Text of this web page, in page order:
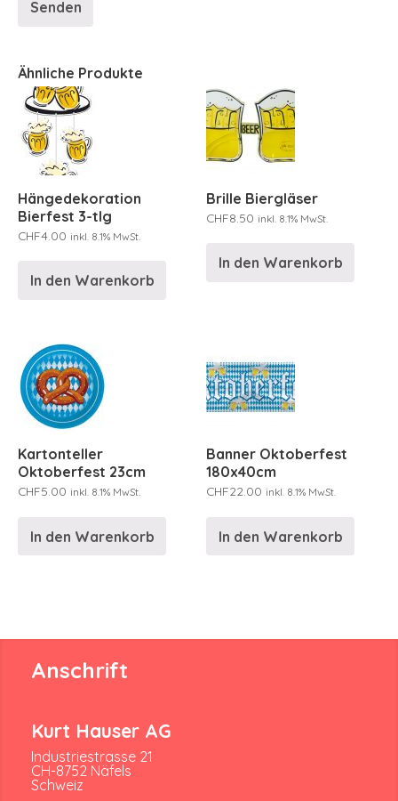
Ähnliche Produkte
Hängedekoration
Bierfest 3-tlg
CHF4.00 inkl. 8.1% MwSt.
In den Warenkorb
Brille Biergläser
CHF8.50 inkl. 8.1% MwSt.
In den Warenkorb
Kartonteller
Oktoberfest 23cm
CHF5.00 inkl. 8.1% MwSt.
In den Warenkorb
Banner Oktoberfest
180x40cm
CHF22.00 inkl. 8.1% MwSt.
In den Warenkorb
Anschrift
Kurt Hauser AG
Industriestrasse 21
CH-8752 Näfels
Schweiz